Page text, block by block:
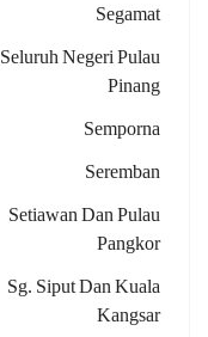
Segamat
Seluruh Negeri Pulau
Pinang
Semporna
Seremban
Setiawan Dan Pulau
Pangkor
Sg. Siput Dan Kuala
Kangsar